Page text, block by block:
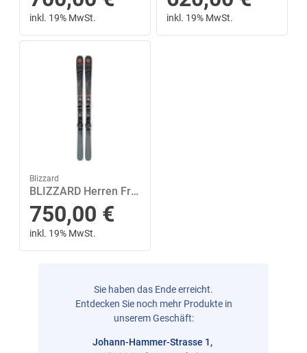
inkl. 19% MwSt. inkl. 19% MwSt.
Blizzard
BLIZZARD Herren Freeride Ski ANOMALY 84 R + TPC10 DEMO 164 in Grau
750,00 €
inkl. 19% MwSt.
Sie haben das Ende erreicht.
Entdecken Sie noch mehr Produkte in
unserem Geschäft:
Johann-Hammer-Strasse 1,